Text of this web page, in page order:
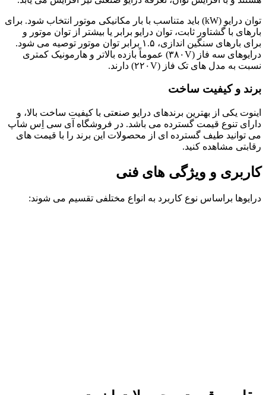
توان درایو (kW) باید متناسب با بار مکانیکی موتور انتخاب شود. برای
بارهای با گشتاور ثابت، توان درایو برابر یا بیشتر از توان موتور و
برای بارهای سنگین اندازی، ۱.۵ برابر توان موتور توصیه می شود.
درایوهای سه فاز (۳۸۰V) عموماً بازده بالاتر و هارمونیک کمتری
نسبت به مدل های تک فاز (۲۲۰V) دارند.
برند و کیفیت ساخت
اینوت یکی از بهترین برندهای درایو صنعتی با کیفیت ساخت بالا، و
دارای تنوع قیمت گسترده می باشد. در فروشگاه آی سی اِس شاپ
می توانید طیف گسترده ای از محصولات این برند را با قیمت های
رقابتی مشاهده کنید.
کاربری و ویژگی های فنی
درایوها براساس نوع کاربرد به انواع مختلفی تقسیم می شوند: